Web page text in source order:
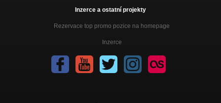
Inzerce a ostatní projekty
Rezervace top promo pozice na homepage
Inzerce